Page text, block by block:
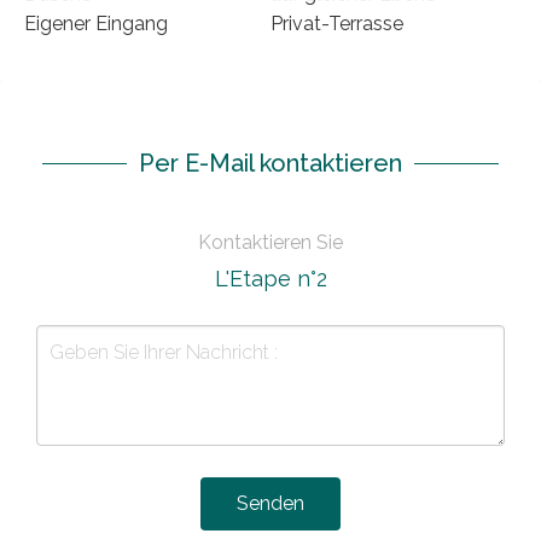
Eigener Eingang
Privat-Terrasse
Per E-Mail kontaktieren
Kontaktieren Sie
L'Etape n°2
Senden